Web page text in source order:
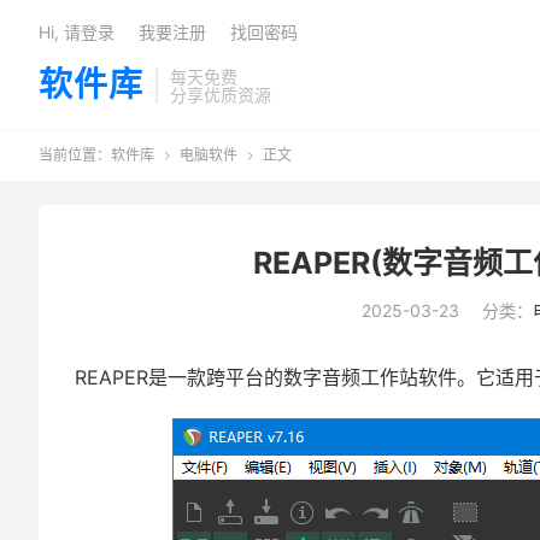
软件库
每天免费
分享优质资源
Hi, 请登录 我要注册 找回密码
当前位置： 软件库  电脑软件  正文
REAPER(数字音频
2025-03-23 分类：
REAPER是一款跨平台的数字音频工作站软件。它适